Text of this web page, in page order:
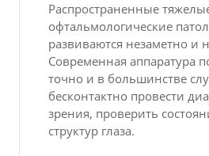
Распространенные
офтальмологические
развиваются незаметно и
Современная аппаратура
точно и в большинстве
бесконтактно провести
зрения, проверить
структур глаза.